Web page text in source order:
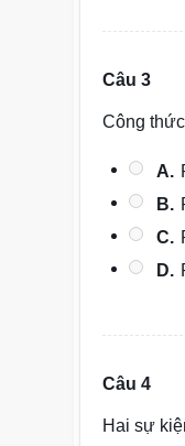
Câu 3
Công
A.
B.
C.
D.
Câu 4
Hai sự